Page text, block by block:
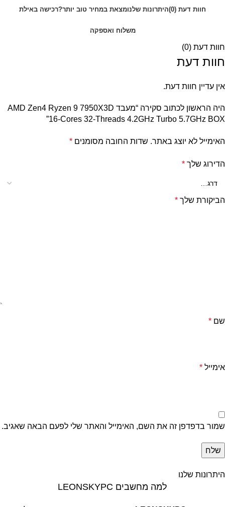
חוות דעת (0) היתרונות שלנומצאת במחיר טוב יותר?רכישה באילת
משלוח ואספקה
חוות דעת (0)
חוות דעת
אין עדיין חוות דעת.
היה הראשון לכתוב סקירה “מעבד AMD Zen4 Ryzen 9 7950X3D
16-Cores 32-Threads 4.2GHz Turbo 5.7GHz BOX”
האימייל לא יוצג באתר. שדות החובה מסומנים *
הדירוג שלך *
הביקורת שלך *
שם *
אימייל *
שמור בדפדפן זה את השם, האימייל והאתר שלי לפעם הבאה שאגיב.
היתרונות שלנו
למה מחשבים LEONSKYPC